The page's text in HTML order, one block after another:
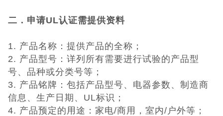
认证
其它认证
收起菜单
二． 申请UL认证需提供资料
1. 产品名称：提供产品的全称；
2. 产品型号：详列所有需要进行试验的产品型
号、品种或分类号等；
3. 产品铭牌：包括产品型号、电器参数、制造商
信息、生产日期、UL标识；
4. 产品预定的用途：家电/商用，室内/户外等；